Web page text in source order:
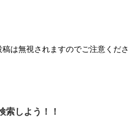
は無視されますのでご注意くださ
索しよう！！